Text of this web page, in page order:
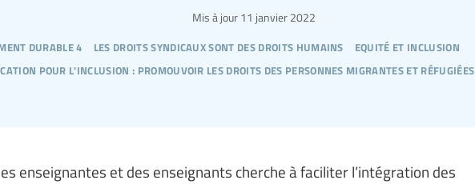
durable 4 les droits syndicaux sont des droits humains equité et inclusion
pour l'inclusion : promouvoir les droits des personnes migrantes et réfugiées
Mis à jour 11 janvier 2022
enseignantes et des enseignants cherche à faciliter l’intégration des